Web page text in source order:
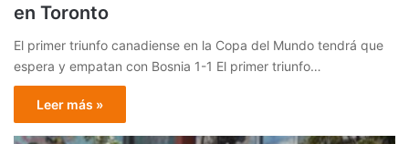
en Toronto
El primer triunfo canadiense en la Copa del Mundo tendrá que
espera y empatan con Bosnia 1-1 El primer triunfo…
Leer más »